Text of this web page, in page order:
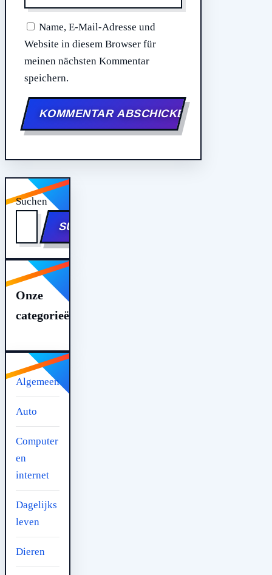
Name, E-Mail-Adresse und
Website in diesem Browser für
meinen nächsten Kommentar
speichern.
Suchen
SUCHEN
Onze
categorieën
Algemeen
Auto
Computer
en
internet
Dagelijks
leven
Dieren